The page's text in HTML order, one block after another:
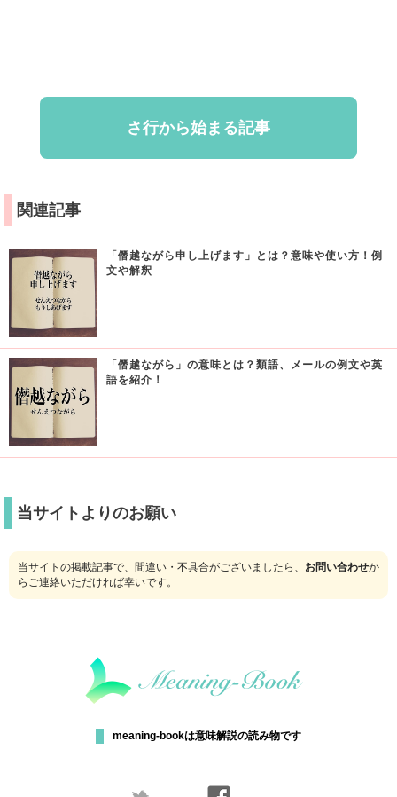
さ行から始まる記事
関連記事
「僭越ながら申し上げます」とは？意味や使い方！例
文や解釈
「僭越ながら」の意味とは？類語、メールの例文や英
語を紹介！
当サイトよりのお願い
当サイトの掲載記事で、間違い・不具合がございましたら、 お問い合わせか
らご連絡いただければ幸いです。
meaning-bookは意味解説の読み物です